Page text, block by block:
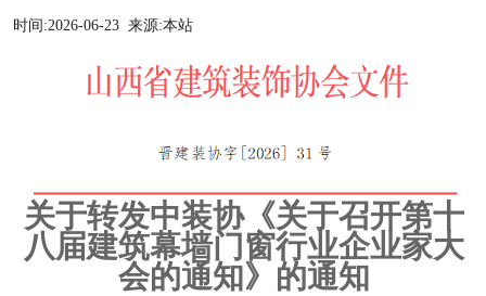
时间:2026-06-23来源:本站
关于转发中装协《关于召开第十
八届建筑幕墙门窗行业企业家大
会的通知》的通知